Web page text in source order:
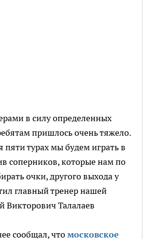
в силу определенных
пришлось очень тяжело.
пяти турах мы будем играть в
соперников, которые нам по
очки, другого выхода у
главный тренер нашей
Викторович Талалаев
сообщал, чтомосковское